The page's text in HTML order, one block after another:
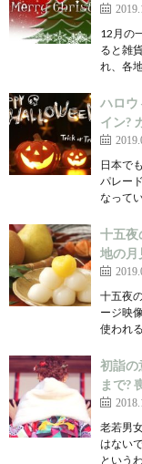
12月の
ると雑
れ、各
ハロウ
イン?
日本で
パレー
なって
十五夜
地の月
十五夜
ージ映
使われ
初詣の
まで?
老若男
はない
という